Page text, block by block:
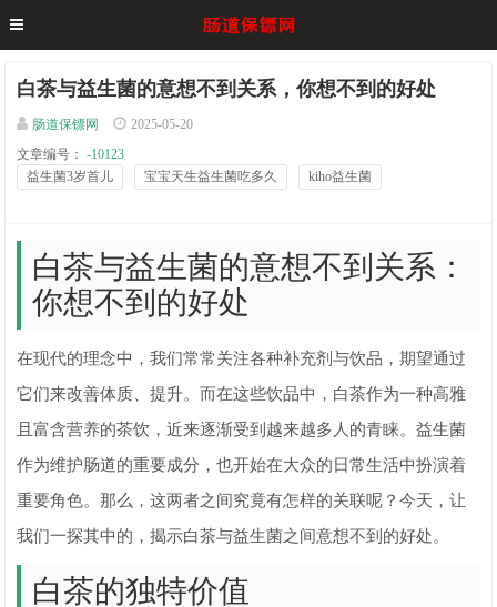
白茶与益生菌的意想不到关系，你想不到的好处
肠道保镖网
2025-05-20
文章编号：
-10123
益生菌3岁首儿
宝宝天生益生菌吃多久 kiho益生菌
白茶与益生菌的意想不到关系：
你想不到的好处
在现代的理念中，我们常常关注各种补充剂与饮品，期望通过
它们来改善体质、提升。而在这些饮品中，白茶作为一种高雅
且富含营养的茶饮，近来逐渐受到越来越多人的青睐。益生菌
作为维护肠道的重要成分，也开始在大众的日常生活中扮演着
重要角色。那么，这两者之间究竟有怎样的关联呢？今天，让
我们一探其中的，揭示白茶与益生菌之间意想不到的好处。
白茶的独特价值